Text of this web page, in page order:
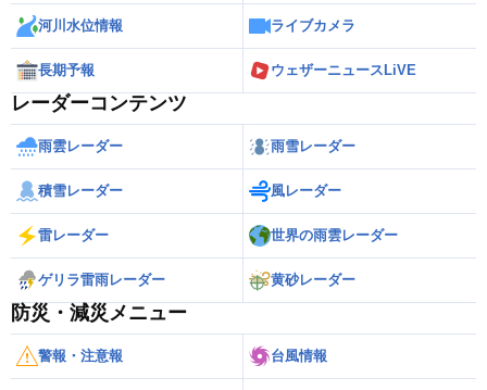
河川水位情報 ライブカメラ
長期予報 ウェザーニュースLiVE
レーダーコンテンツ
雨雲レーダー 雨雪レーダー
積雪レーダー 風レーダー
雷レーダー 世界の雨雲レーダー
ゲリラ雷雨レーダー 黄砂レーダー
防災・減災メニュー
警報・注意報 台風情報